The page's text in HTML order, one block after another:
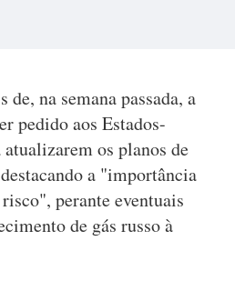
de, na semana passada, a
pedido aos Estados-
os planos de
a "importância
perante eventuais
de gás russo à